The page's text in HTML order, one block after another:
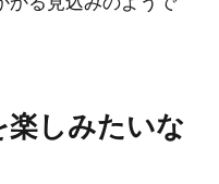
楽しみたいな